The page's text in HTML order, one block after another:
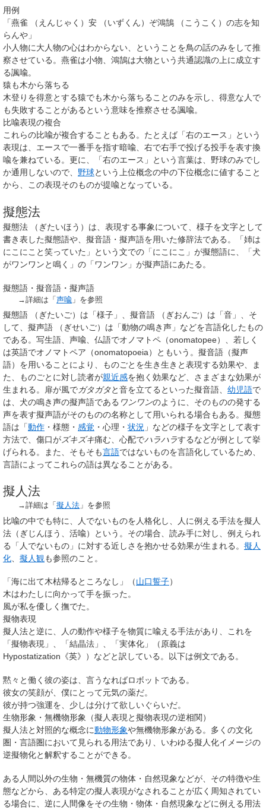
用例
「燕雀 （ えんじゃく ） 安 （いずくん） ぞ鴻鵠 （こうこく ） の志を知
らんや」
小人物に大人物の心はわからない、ということを鳥の話のみをして推
察させている。燕雀は小物、鴻鵠は大物という共通認識の上に成立す
る諷喩。
猿も木から落ちる
木登りを得意とする猿でも木から落ちることのみを示し、得意な人で
も失敗することがあるという意味を推察させる諷喩。
比喩表現の複合
これらの比喩が複合することもある。たとえば「右のエース」という
表現は、エースで一番手を指す暗喩、右で右手で投げる投手を表す換
喩を兼ねている。更に、「右のエース」という言葉は、野球のみでし
か通用しないので、 野球という上位概念の中の下位概念に値すること
から、この表現そのものが提喩となっている。
擬態法
擬態法 （ ぎたいほう ） は、表現する事象について、様子を文字として
書き表した擬態語や、 擬音語・擬声語を用いた修辞法である。「姉は
にこにこ と笑っていた」という文での「にこにこ 」が擬態語に、「犬
がワンワンと鳴く」の「 ワンワン 」が擬声語にあたる。
擬態語・擬音語・擬声語
→詳細は「声喩 」を参照
擬態語 （ ぎたいご） は「様子」、 擬音語 （ ぎおんご） は「音」、そ
して、 擬声語 （ ぎせいご） は「動物の鳴き声」などを言語化したもの
である。 写生語 声喩 、仏語でオノマトペ （onomatopee）、若しく
は英語でオノマトペア （onomatopoeia）ともいう。擬音語（擬声
語）を用いることにより、ものごとを生き生きと表現する効果や、ま
た、ものごとに対し読者が親近感を抱く効果など、さまざまな効果が
生まれる。扉が風でガタガタと音を立てるといった擬音語、 幼児語で
は、犬の鳴き声の擬声語である ワンワンのように、そのものの発する
声を表す擬声語がそのものの名称として用いられる場合もある。擬態
語は「動作 ・様態・ 感覚 ・心理・ 状況 」などの様子を文字として表す
方法で、傷口が ズキズキ痛む、心配でハラハラするなどが例として挙
げられる。また、そもそも言語ではないものを言語化しているため、
言語によってこれらの語は異なることがある。
擬人法
→詳細は「擬人法 」を参照
比喩の中でも特に、人でないものを人格化し、人に例える手法を擬人
法 （ぎじんほう、 活喩）という。その場合、読み手に対し、例えられ
る「人でないもの」に対する近しさを抱かせる効果が生まれる。 擬人
化
擬人観 も参照のこと。
「海に出て木枯帰るところなし」（山口誓子）
木はわたしに向かって手を振った。
風が私を優しく撫でた。
擬物表現
擬人法と逆に、人の動作や様子を物質に喩える手法があり、これを
「擬物表現」、「結晶法」、「実体化」（原義は
Hypostatization 《英》）などと訳している。以下は例文である。
黙々と働く彼の姿は、言うなればロボットである。
彼女の笑顔が、僕にとって元気の薬だ。
彼が持つ強運を、少しは分けて欲しいぐらいだ。
生物形象・無機物形象（擬人表現と擬物表現の逆相関）
擬人法と対照的な概念に動物形象や無機物形象がある。多くの文化
圏・言語圏において見られる用法であり、いわゆる擬人化イメージの
逆擬物化と解釈することができる。
ある人間以外の生物・無機質の物体・自然現象などが、その特徴や生
態などから、ある特定の擬人表現がなされることが広く周知されてい
る場合に、逆に人間像をその生物・物体・自然現象などに例える用法